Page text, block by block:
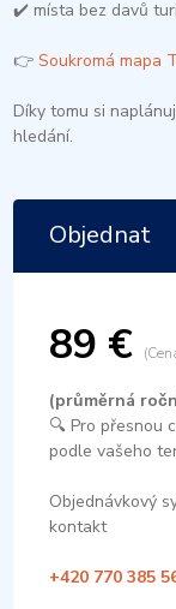
✔️ místa bez davů
👉 Soukromá mapa
Díky tomu si
hledání.
Objednat
89 €
(průměrná
🔍 Pro přesnou
podle vašeho
Objednávkový
kontakt
+420 770 385